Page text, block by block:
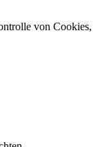
von Cookies,